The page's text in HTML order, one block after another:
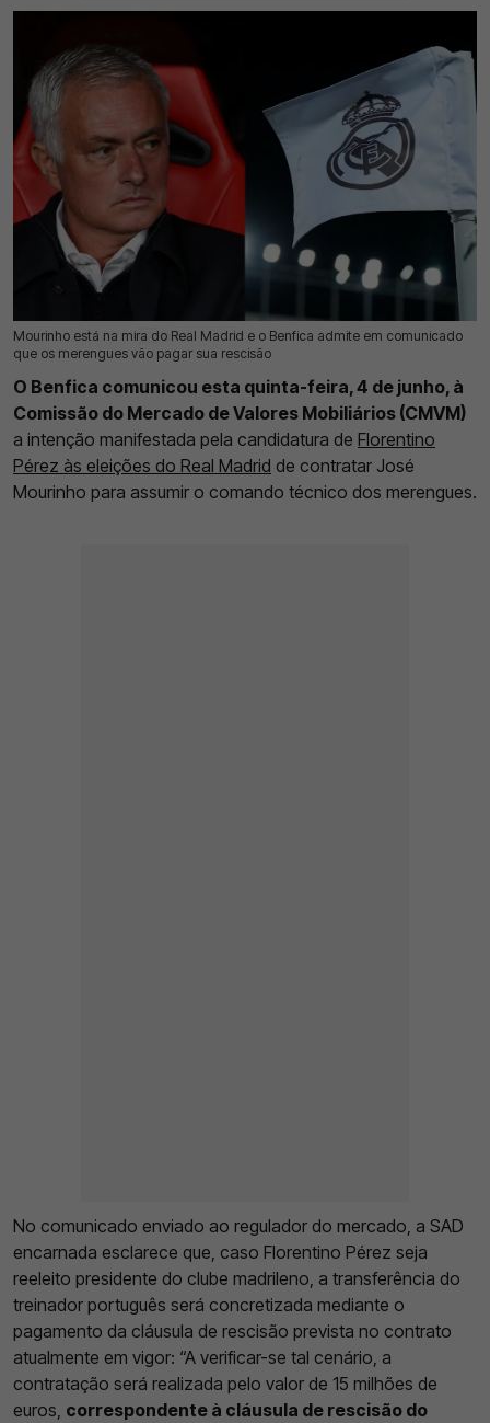
Mourinho está na mira do Real Madrid e o Benfica admite em comunicado
que os merengues vão pagar sua rescisão
04 Jun 2026 | 17:17 | 0
O Benfica comunicou esta quinta-feira, 4 de junho, à
Comissão do Mercado de Valores Mobiliários (CMVM)
a intenção manifestada pela candidatura de Florentino
Pérez às eleições do Real Madrid de contratar José
Mourinho para assumir o comando técnico dos merengues.
No comunicado enviado ao regulador do mercado, a SAD
encarnada esclarece que, caso Florentino Pérez seja
reeleito presidente do clube madrileno, a transferência do
treinador português será concretizada mediante o
pagamento da cláusula de rescisão prevista no contrato
atualmente em vigor: “A verificar-se tal cenário, a
contratação será realizada pelo valor de 15 milhões de
euros, correspondente à cláusula de rescisão do